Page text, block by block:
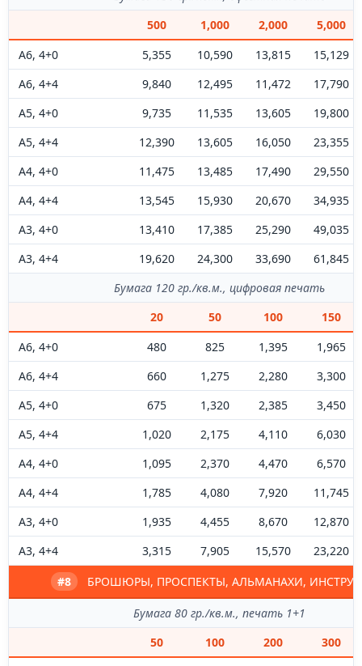
500
1,000 2,000
5,000
А6, 4+0
5,355 10,590 13,815
15,129
А6, 4+4
9,840 12,495 11,472
17,790
А5, 4+0
9,735 11,535 13,605
19,800
А5, 4+4
12,390 13,605 16,050
23,355
А4, 4+0
11,475 13,485 17,490
29,550
А4, 4+4
13,545 15,930 20,670
34,935
А3, 4+0
13,410 17,385 25,290
49,035
А3, 4+4
19,620 24,300 33,690
61,845
Бумага 120 гр./кв.м., цифровая печать
20
50 100
150
А6, 4+0
480 825 1,395
1,965
А6, 4+4
660 1,275 2,280
3,300
А5, 4+0
675 1,320 2,385
3,450
А5, 4+4
1,020 2,175 4,110
6,030
А4, 4+0
1,095 2,370 4,470
6,570
А4, 4+4
1,785 4,080 7,920
11,745
А3, 4+0
1,935 4,455 8,670
12,870
А3, 4+4
3,315 7,905 15,570
23,220
#8
БРОШЮРЫ, ПРОСПЕКТЫ, АЛЬМАНАХИ,
Бумага 80 гр./кв.м., печать 1+1
50
100 200
300